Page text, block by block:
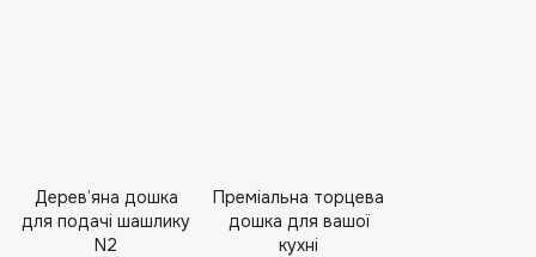
Дерев’яна дошка
для подачі шашлику
N2
Преміальна торцева
дошка для вашої
кухні